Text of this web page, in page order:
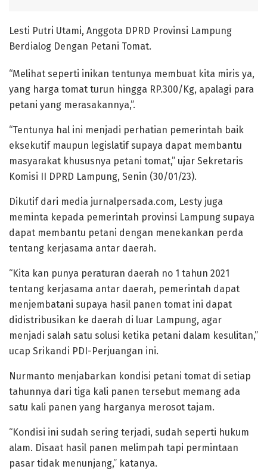
Lesti Putri Utami, Anggota DPRD Provinsi Lampung
Berdialog Dengan Petani Tomat.
“Melihat seperti inikan tentunya membuat kita miris ya,
yang harga tomat turun hingga RP.300/Kg, apalagi para
petani yang merasakannya,”.
“Tentunya hal ini menjadi perhatian pemerintah baik
eksekutif maupun legislatif supaya dapat membantu
masyarakat khususnya petani tomat,” ujar Sekretaris
Komisi II DPRD Lampung, Senin (30/01/23).
Dikutif dari media jurnalpersada.com, Lesty juga
meminta kepada pemerintah provinsi Lampung supaya
dapat membantu petani dengan menekankan perda
tentang kerjasama antar daerah.
“Kita kan punya peraturan daerah no 1 tahun 2021
tentang kerjasama antar daerah, pemerintah dapat
menjembatani supaya hasil panen tomat ini dapat
didistribusikan ke daerah di luar Lampung, agar
menjadi salah satu solusi ketika petani dalam kesulitan,”
ucap Srikandi PDI-Perjuangan ini.
Nurmanto menjabarkan kondisi petani tomat di setiap
tahunnya dari tiga kali panen tersebut memang ada
satu kali panen yang harganya merosot tajam.
“Kondisi ini sudah sering terjadi, sudah seperti hukum
alam. Disaat hasil panen melimpah tapi permintaan
pasar tidak menunjang,” katanya.